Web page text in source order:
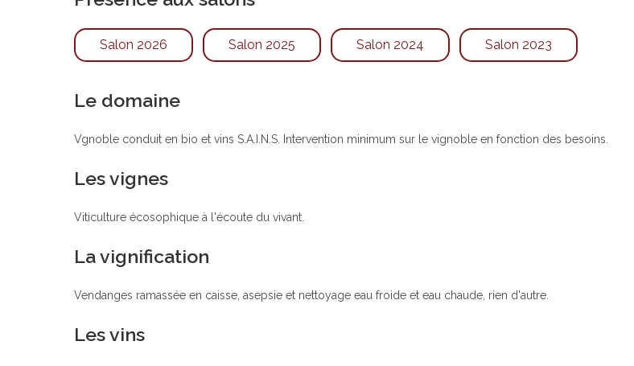
Salon 2026 Salon 2025 Salon 2024 Salon 2023
Le domaine
Vgnoble conduit en bio et vins S.A.I.N.S. Intervention minimum sur le vignoble en fonction des besoins.
Les vignes
Viticulture écosophique à l'écoute du vivant.
La vignification
Vendanges ramassée en caisse, asepsie et nettoyage eau froide et eau chaude, rien d'autre.
Les vins